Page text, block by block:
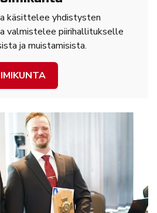
käsittelee yhdistysten
valmistelee piirihallitukselle
ja muistamisista.